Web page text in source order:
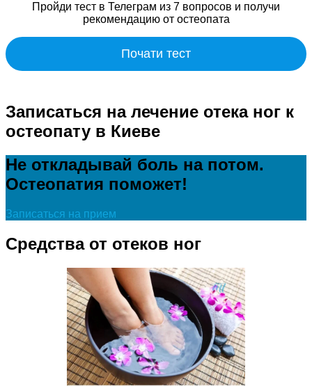
Пройди тест в Телеграм из 7 вопросов и получи
рекомендацию от остеопата
Почати тест
Записаться на лечение отека ног к
остеопату в Киеве
Не откладывай боль на потом.
Остеопатия поможет!
Записаться на прием
Средства от отеков ног